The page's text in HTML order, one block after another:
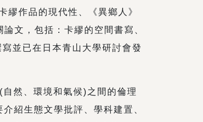
作品的現代性、《異鄉人》
文，包括：卡繆的空間書寫、
並已在日本青山大學研討會發
然、環境和氣候)之間的倫理
紹生態文學批評、學科建置、